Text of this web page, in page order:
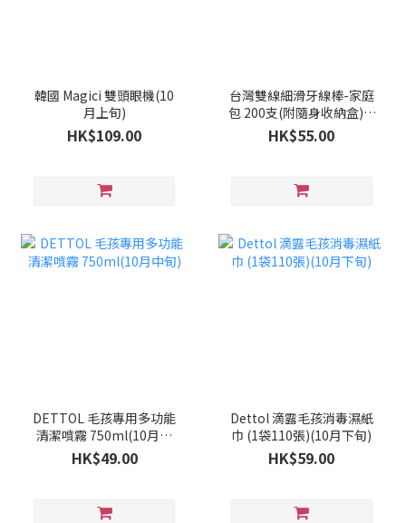
韓國 Magici 雙頭眼機(10
月上旬)
HK$109.00
台灣雙線細滑牙線棒-家庭
包 200支(附隨身收納盒)(9
月下旬)
HK$55.00
DETTOL 毛孩專用多功能
清潔噴霧 750ml(10月中
旬)
HK$49.00
Dettol 滴露毛孩消毒濕紙
巾 (1袋110張)(10月下旬)
HK$59.00